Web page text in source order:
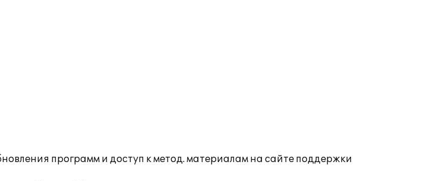
программ и доступ к метод. материалам на сайте поддержки